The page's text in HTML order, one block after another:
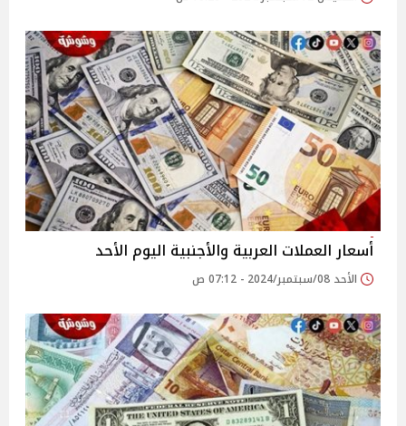
أسعار العملات العربية والأجنبية اليوم الأحد
الأحد 08/سبتمبر/2024 - 07:12 ص